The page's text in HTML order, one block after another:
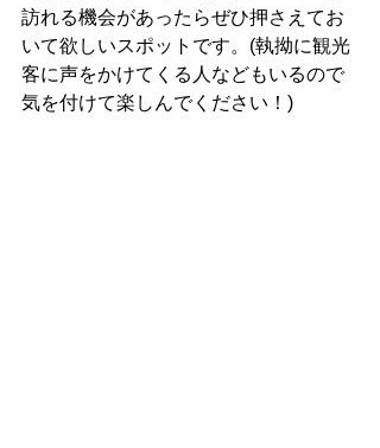
訪れる機会があったらぜひ押さえてお
いて欲しいスポットです。(執拗に観光
客に声をかけてくる人などもいるので
気を付けて楽しんでください！)